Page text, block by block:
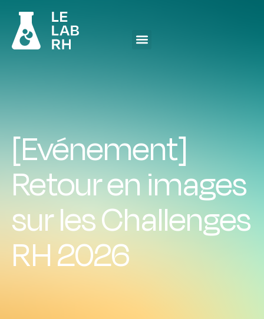
[Evénement]
Retour en images
sur les Challenges
RH 2026